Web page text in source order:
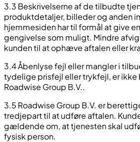
3.3 Beskrivelserne af de tilbudte
produktdetaljer, billeder og anden
hjemmesiden har til formål at give
gengivelse som muligt. Mindre
kunden til at ophæve aftalen eller
3.4 Åbenlyse fejl eller mangler i
tydelige prisfejl eller trykfejl, er
Roadwise Group B.V..
3.5 Roadwise Group B.V. er
tredjepart til at udføre aftalen.
gældende om, at tjenesten skal
fysisk person.